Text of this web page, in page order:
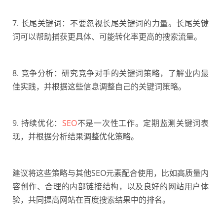
7. 长尾关键词：不要忽视长尾关键词的力量。长尾关键
词可以帮助捕获更具体、可能转化率更高的搜索流量。
8. 竞争分析：研究竞争对手的关键词策略，了解业内最
佳实践，并根据这些信息调整自己的关键词策略。
9. 持续优化：SEO不是一次性工作。定期监测关键词表
现，并根据分析结果调整优化策略。
建议将这些策略与其他SEO元素配合使用，比如高质量内
容创作、合理的内部链接结构，以及良好的网站用户体
验，共同提高网站在百度搜索结果中的排名。